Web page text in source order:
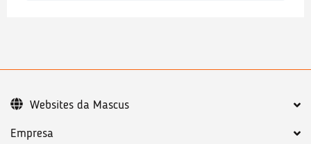
Empresa
Websites da Mascus